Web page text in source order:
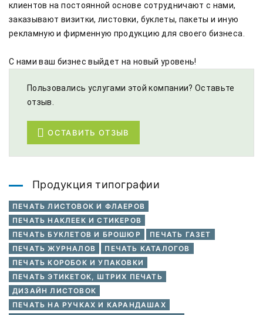
клиентов на постоянной основе сотрудничают с нами,
заказывают визитки, листовки, буклеты, пакеты и иную
рекламную и фирменную продукцию для своего бизнеса.
С нами ваш бизнес выйдет на новый уровень!
Пользовались услугами этой компании? Оставьте
отзыв.
ОСТАВИТЬ ОТЗЫВ
Продукция типографии
ПЕЧАТЬ ЛИСТОВОК И ФЛАЕРОВ
ПЕЧАТЬ НАКЛЕЕК И СТИКЕРОВ
ПЕЧАТЬ БУКЛЕТОВ И БРОШЮР
ПЕЧАТЬ ГАЗЕТ
ПЕЧАТЬ ЖУРНАЛОВ
ПЕЧАТЬ КАТАЛОГОВ
ПЕЧАТЬ КОРОБОК И УПАКОВКИ
ПЕЧАТЬ ЭТИКЕТОК, ШТРИХ ПЕЧАТЬ
ДИЗАЙН ЛИСТОВОК
ПЕЧАТЬ НА РУЧКАХ И КАРАНДАШАХ